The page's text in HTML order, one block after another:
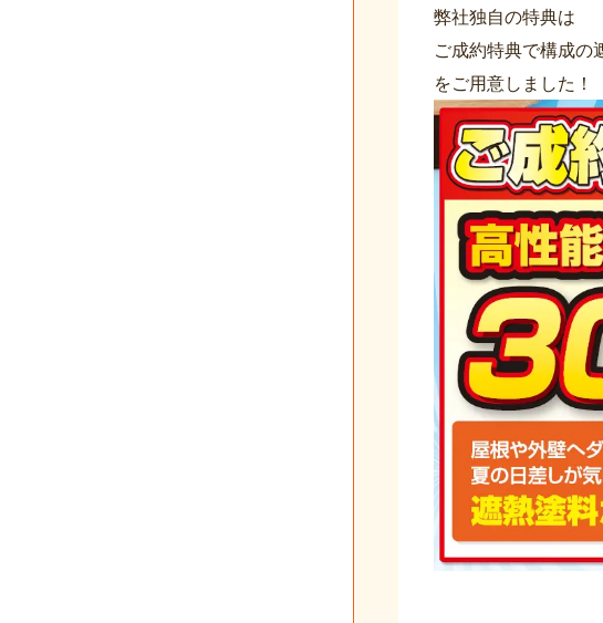
弊社独自の特典は
ご成約特典で構成の
をご用意しました！